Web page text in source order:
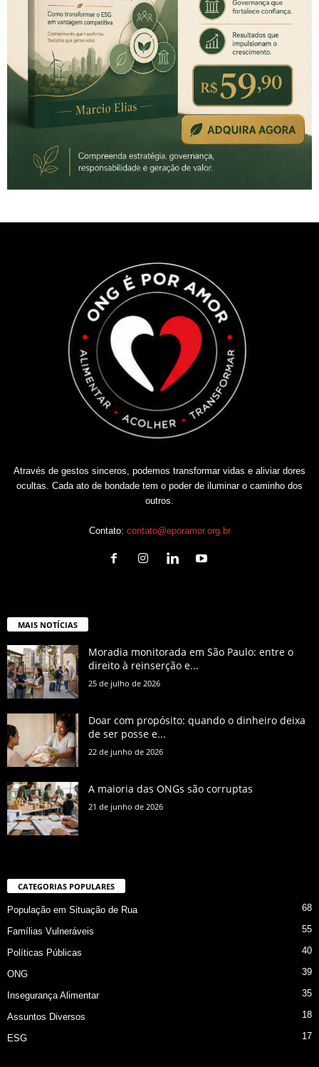
Através de gestos sinceros, podemos transformar vidas e aliviar dores
ocultas. Cada ato de bondade tem o poder de iluminar o caminho dos
outros.
Contato: contato@eporamor.org.br
MAIS NOTÍCIAS
Moradia monitorada em São Paulo: entre o
direito à reinserção e...
25 de julho de 2026
Doar com propósito: quando o dinheiro deixa
de ser posse e...
22 de junho de 2026
A maioria das ONGs são corruptas
21 de junho de 2026
CATEGORIAS POPULARES
População em Situação de Rua 68
Famílias Vulneráveis 55
Políticas Públicas 40
ONG 39
Insegurança Alimentar 35
Assuntos Diversos 18
ESG 17